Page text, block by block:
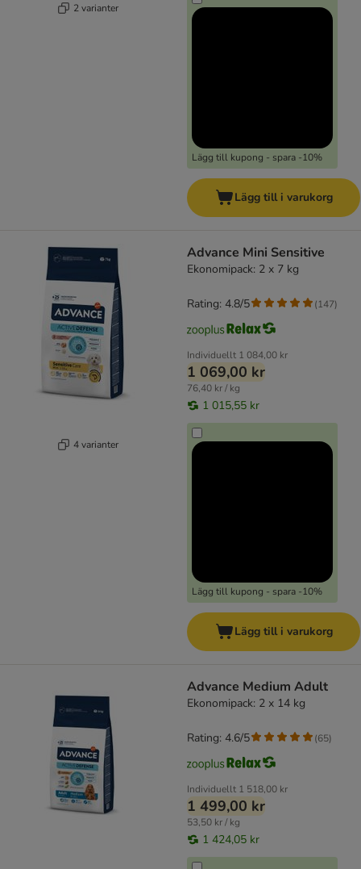
2 varianter
Lägg till kupong - spara -10%
Lägg till i varukorg
4 varianter
Advance Mini Sensitive
Ekonomipack: 2 x 7 kg
Individuellt 1 084,00 kr
1 069,00 kr
76,40 kr / kg
1 015,55 kr
Lägg till kupong - spara -10%
Rating: 4.8/5 (147)
Lägg till i varukorg
Advance Medium Adult
Ekonomipack: 2 x 14 kg
Individuellt 1 518,00 kr
1 499,00 kr
53,50 kr / kg
1 424,05 kr
Rating: 4.6/5 (65)